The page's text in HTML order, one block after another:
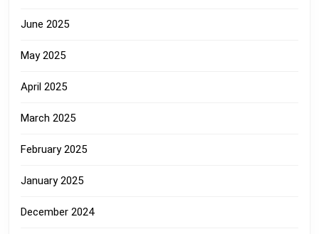
June 2025
May 2025
April 2025
March 2025
February 2025
January 2025
December 2024